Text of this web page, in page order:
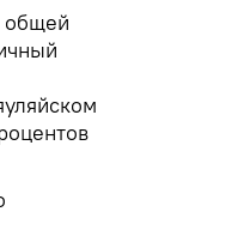
общей